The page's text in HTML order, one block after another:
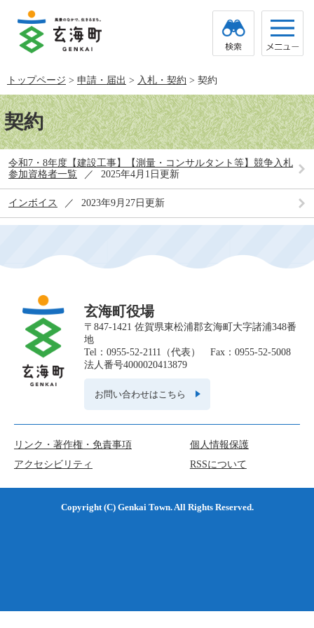
で
す。
ば
し
て
本
文
へ
トップページ > 申請・届出 > 入札・契約 > 契約
本
文契約
令和7・8年度【建設工事】【測量・コンサルタント等】競争入札
参加資格者一覧
2025年4月1日更新
インボイス 2023年9月27日更新
玄海町役場
〒847-1421 佐賀県東松浦郡玄海町大字諸浦348番
地
Tel：0955-52-2111（代表） Fax：0955-52-5008
法人番号4000020413879
お問い合わせはこちら
リンク・著作権・免責事項
個人情報保護
アクセシビリティ
RSSについて
Copyright (C) Genkai Town. All Rights Reserved.